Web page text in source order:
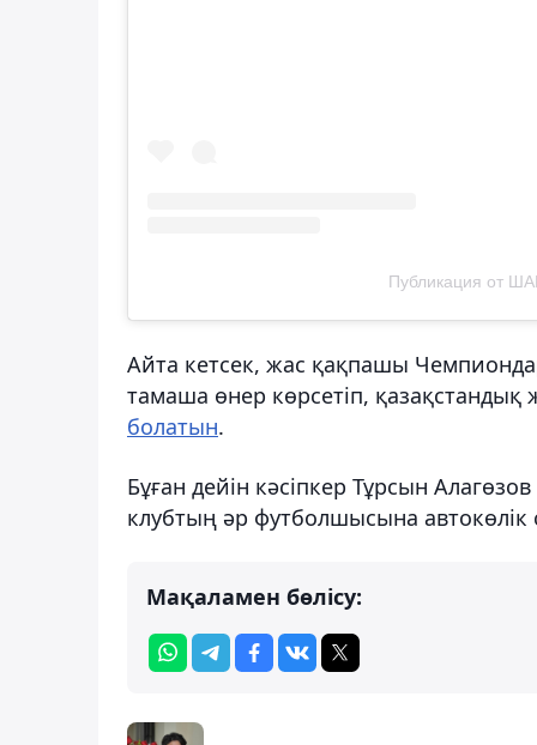
Публикация от
Айта кетсек, жас қақпашы
тамаша өнер көрсетіп,
болатын.
Бұған дейін кәсіпкер Тұрсын
клубтың әр футболшысына автокөлік
Мақаламен бөлісу: